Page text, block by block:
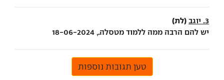
3. יוגב (לת)
יש להם הרבה ממה ללמוד מטסלה., 18-06-2024
טען תגובות נוספות